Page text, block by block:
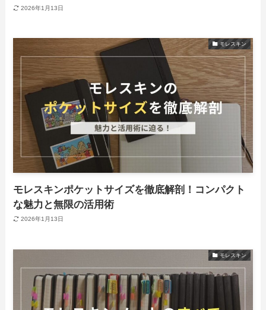
2026年1月13日
モレスキン
モレスキンポケットサイズを徹底解剖！コンパクト
な魅力と無限の活用術
2026年1月13日
モレスキン